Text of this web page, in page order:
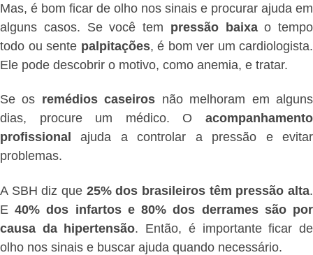
Mas, é bom ficar de olho nos sinais e procurar ajuda em
alguns casos. Se você tem pressão baixao tempo
todo ou sente palpitações, é bom ver um cardiologista.
Ele pode descobrir o motivo, como anemia, e tratar.
Se os remédios caseiros não melhoram em alguns
dias, procure um médico. O acompanhamento
profissional
ajuda a controlar a pressão e evitar
problemas.
A SBH diz que 25% dos brasileiros têm pressão alta.
E40% dos infartos e 80% dos derrames são por
causa da hipertensão. Então, é importante ficar de
olho nos sinais e buscar ajuda quando necessário.